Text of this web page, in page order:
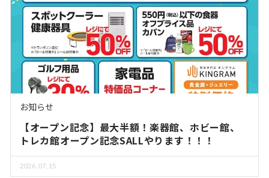
お知らせ
【オープン記念】最大半額！楽器館、ホビー館、
トレカ館オープン記念SALLやります！！！
2026.07.15